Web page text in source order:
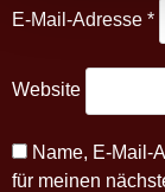
E-Mail-Adresse *
Website
Name, E-Mail-
für meinen